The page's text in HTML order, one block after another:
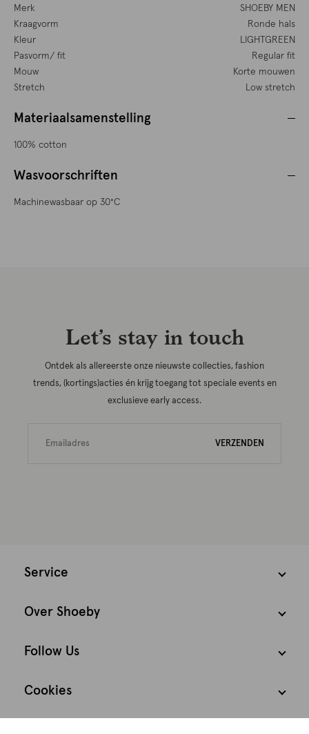
Merk
SHOEBY MEN
Kraagvorm
Ronde hals
Kleur
LIGHTGREEN
Pasvorm/ fit
Regular fit
Mouw
Korte mouwen
Stretch
Low stretch
Materiaalsamenstelling
100% cotton
Wasvoorschriften
Machinewasbaar op 30°C
Let’s stay in touch
Ontdek als allereerste onze nieuwste collecties, fashion
trends, (kortings)acties én krijg toegang tot speciale events en
exclusieve early access.
VERZENDEN
Service
Over Shoeby
Follow Us
Cookies